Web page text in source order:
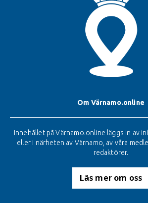
Om Värnamo.online
Innehållet på Värnamo.online läggs in av
eller i närheten av Värnamo, av våra
redaktörer.
Läs mer om oss